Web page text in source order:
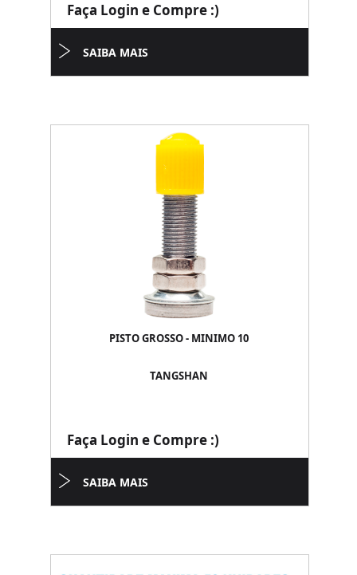
Faça Login e Compre :)
SAIBA MAIS
PISTO GROSSO - MINIMO 10
TANGSHAN
Faça Login e Compre :)
SAIBA MAIS